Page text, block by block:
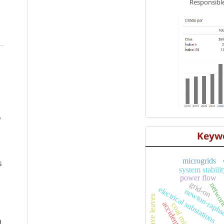
power flow
newton-
electrical substations
system
microgrids
grid-on
agave leaves